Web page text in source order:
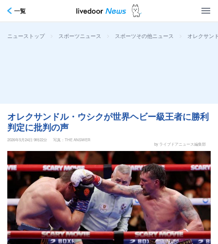
一覧
ニューストップ > スポーツニュース > スポーツその他ニュース > オレクサン
オレクサンドル・ウシクが世界ヘビー級王者に勝利
判定に批判の声
2026年5月24日 9時22分
写真：THE ANSWER
by ライブドアニュース編集部